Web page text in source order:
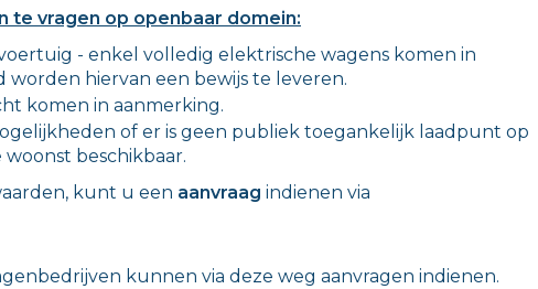
te vragen op openbaar domein:
- enkel volledig elektrische wagens komen in
hiervan een bewijs te leveren.
komen in aanmerking.
of er is geen publiek toegankelijk laadpunt op
beschikbaar.
kunt u een aanvraag indienen via
kunnen via deze weg aanvragen indienen.